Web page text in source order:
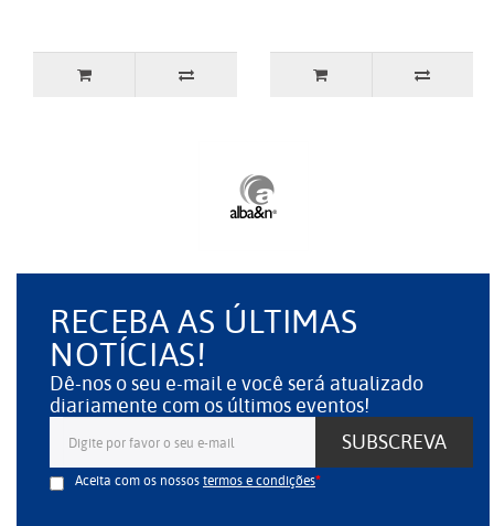
RECEBA AS ÚLTIMAS
NOTÍCIAS!
Dê-nos o seu e-mail e você será atualizado
diariamente com os últimos eventos!
SUBSCREVA
Aceita com os nossostermos e condições